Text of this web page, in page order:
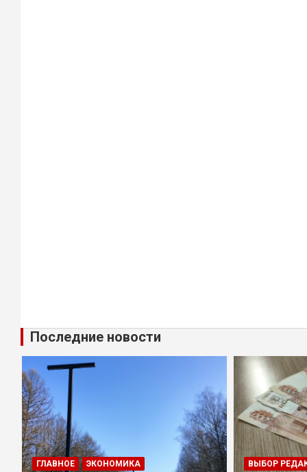
Последние новости
ГЛАВНОЕ ЭКОНОМИКА ВЫБОР